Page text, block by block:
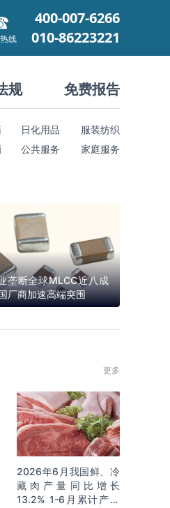
线
400-007-6266
010-86223221
规 免费报告
日化用品
服装纺织
公共服务 家庭服务
垄断全球MLCC近八成
厂商加速高端突围
更多
2026年6月我国鲜、冷
藏肉产量同比增长
13.2% 1-6月累计产量